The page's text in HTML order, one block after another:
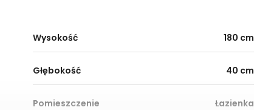
Wysokość 180 cm
Głębokość 40 cm
Pomieszczenie Łazienka